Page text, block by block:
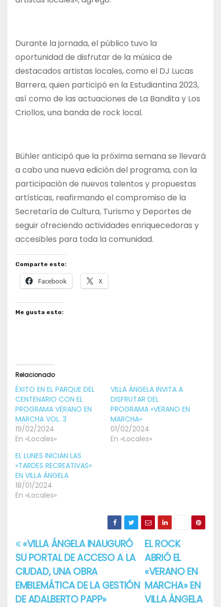
Durante la jornada, el público tuvo la
oportunidad de disfrutar de la música de
destacados artistas locales, como el DJ Lucas
Barrera, quien participó en la Estudiantina 2023,
así como de las actuaciones de La Bandita y Los
Criollos, una banda de rock local.
Bühler anticipó que la próxima semana se llevará
a cabo una nueva edición del programa, con la
participación de nuevos talentos y propuestas
artísticas, reafirmando el compromiso de la
Secretaría de Cultura, Turismo y Deportes de
seguir ofreciendo actividades enriquecedoras y
accesibles para toda la comunidad.
Comparte esto:
Facebook X
Me gusta esto:
Relacionado
ÉXITO EN EL PARQUE DEL
CENTENARIO CON EL
PROGRAMA VERANO EN
MARCHA VOL. 3
19/02/2024
En «Locales»
VILLA ÁNGELA INVITA A
DISFRUTAR DEL
PROGRAMA «VERANO EN
MARCHA»
01/02/2024
En «Locales»
EL LUNES INICIAN LAS
«TARDES RECREATIVAS»
EN VILLA ÁNGELA
18/01/2024
En «Locales»
Navegación
de
entradas
EL ROCK
ABRIÓ EL
«VERANO EN
MARCHA» EN
VILLA ÁNGELA
«VILLA ÁNGELA INAUGURÓ
SU PORTAL DE ACCESO A LA
CIUDAD, UNA OBRA
EMBLEMÁTICA DE LA GESTIÓN
DE ADALBERTO PAPP»